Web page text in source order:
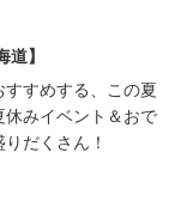
】
すめする、この夏
みイベント＆おで
だくさん！